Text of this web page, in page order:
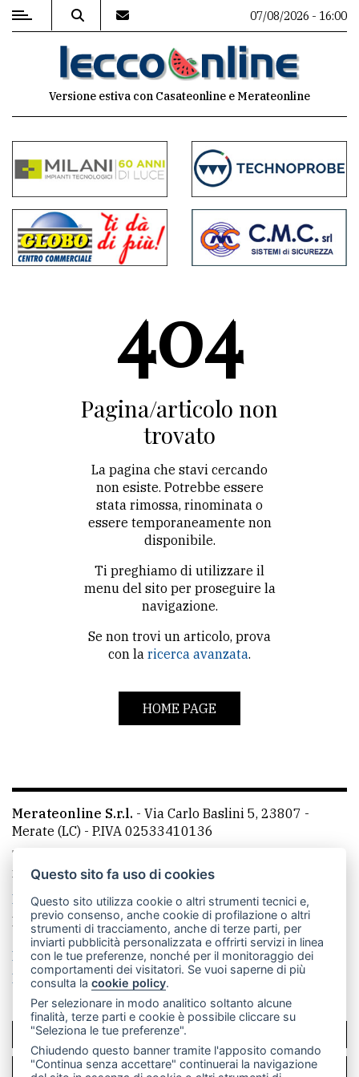
MENU
commenti
Contenuti
del
sito
LE
ALTRE
TESTATE
PRIVACY
Privacy
policy
Cookie
policy
07/08/2026 - 16:00
Versione estiva con Casateonline e Merateonline
404
Pagina/articolo non
trovato
La pagina che stavi cercando
non esiste. Potrebbe essere
stata rimossa, rinominata o
essere temporaneamente non
disponibile.
Ti preghiamo di utilizzare il
menu del sito per proseguire la
navigazione.
Se non trovi un articolo, prova
con la ricerca avanzata.
HOME PAGE
Merateonline S.r.l. - Via Carlo Baslini 5, 23807 -
Merate (LC) - P.IVA 02533410136
Telefono:
mail: redazione@leccoonline.com
La redazione
MerateOnline CasateOnline
RSS
Made by VIP
Privacy policy
Cookie policy
Rivedi le tue scelte sui cookie
SCRIVICI
PER LA TUA PUBBLICITÀ
Questo sito fa uso di cookies
Questo sito utilizza cookie o altri strumenti tecnici e,
previo consenso, anche cookie di profilazione o altri
strumenti di tracciamento, anche di terze parti, per
inviarti pubblicità personalizzata e offrirti servizi in linea
con le tue preferenze, nonché per il monitoraggio dei
comportamenti dei visitatori. Se vuoi saperne di più
consulta lacookie policy.
Per selezionare in modo analitico soltanto alcune
finalità, terze parti e cookie è possibile cliccare su
"Seleziona le tue preferenze".
Chiudendo questo banner tramite l'apposito comando
"Continua senza accettare" continuerai la navigazione